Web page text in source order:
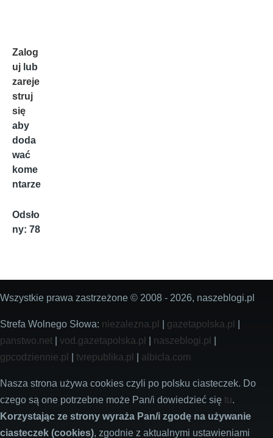
Zalog
uj lub
zareje
struj
się
aby
doda
wać
kome
ntarze
Odsło
ny: 78
Wszystkie prawa zastrzeżone © 2008 - 2026, naszeblogi.pl
Strefa Wolnego Słowa: niezalezna.pl gazetapolska.pl
panstwo.net
vod.gazetapolska.pl naszeblogi.pl
gpcodziennie.pl
tvrepublika.pl albicla.com
Nasza strona używa cookies czyli po polsku ciasteczek. Do
czego są one potrzebne może Pan/i dowiedzieć się tu.
Korzystając ze strony wyraża Pan/i zgodę na używanie
ciasteczek (cookies), zgodnie z aktualnymi ustawieniami